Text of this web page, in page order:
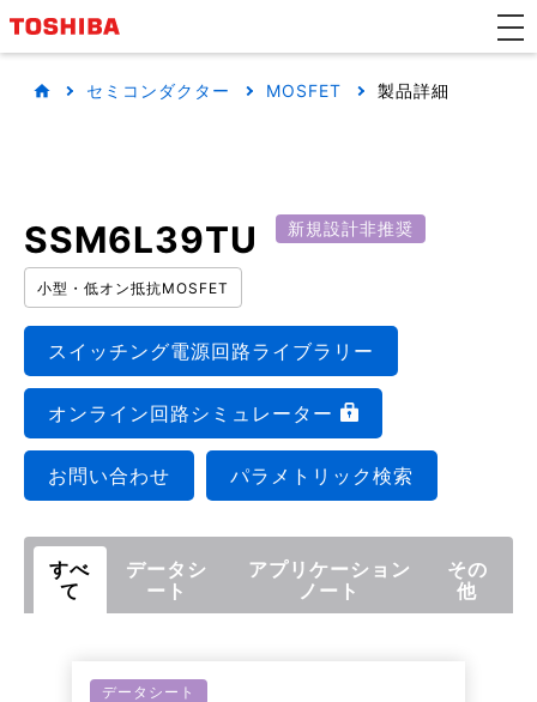
セミコンダクター MOSFET 製品詳細
SSM6L39TU 新規設計非推奨
小型・低オン抵抗MOSFET
スイッチング電源回路ライブラリー
オンライン回路シミュレーター
お問い合わせ パラメトリック検索
すべ
て
データシ
ート
アプリケーション
ノート
その
他
データシート